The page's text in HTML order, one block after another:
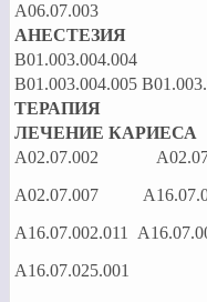
A06.07.003
АНЕСТЕЗИЯ
B01.003.004.004
B01.003.004.005
ТЕРАПИЯ
ЛЕЧЕНИЕ КАРИЕСА
А02.07.002
А02.07.007
А16.07.002.011
А16.07.025.001